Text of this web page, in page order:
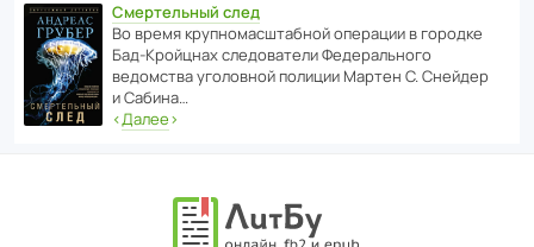
Смертельный след
Во время круп­но­мас­ш­та­бной операции в городке
Бад‑Крой­цнах следо­ва­тели Феде­раль­ного
ведомства уголо­вной полиции Мартен С. Снейдер
и Сабина…
‹Далее›